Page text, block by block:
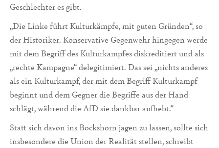
Geschlechter es gibt.
„Die Linke führt Kulturkämpfe, mit guten Gründen“, so
der Historiker. Konservative Gegenwehr hingegen werde
mit dem Begriff des Kulturkampfes diskreditiert und als
„rechte Kampagne“ delegitimiert. Das sei „nichts anderes
als ein Kulturkampf, der mit dem Begriff Kulturkampf
beginnt und dem Gegner die Begriffe aus der Hand
schlägt, während die AfD sie dankbar aufhebt.“
Statt sich davon ins Bockshorn jagen zu lassen, sollte sich
insbesondere die Union der Realität stellen, schreibt